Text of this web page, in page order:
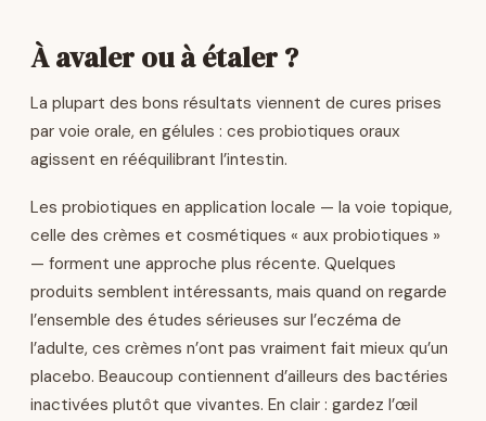
À avaler ou à étaler ?
La plupart des bons résultats viennent de cures prises
par voie orale, en gélules : ces probiotiques oraux
agissent en rééquilibrant l’intestin.
Les probiotiques en application locale — la voie topique,
celle des crèmes et cosmétiques « aux probiotiques »
— forment une approche plus récente. Quelques
produits semblent intéressants, mais quand on regarde
l’ensemble des études sérieuses sur l’eczéma de
l’adulte, ces crèmes n’ont pas vraiment fait mieux qu’un
placebo. Beaucoup contiennent d’ailleurs des bactéries
inactivées plutôt que vivantes. En clair : gardez l’œil